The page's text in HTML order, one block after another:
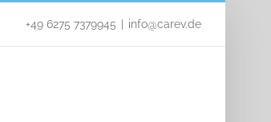
+49 6275 7379945 info@carev.de